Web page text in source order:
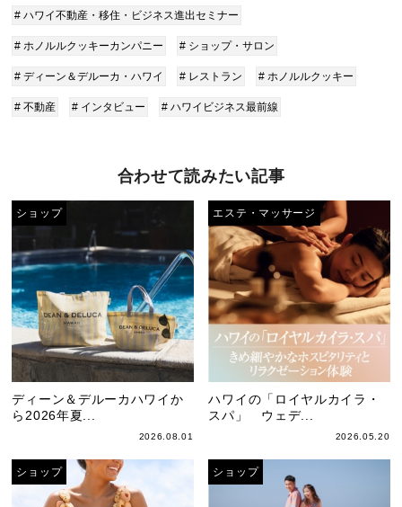
# ハワイ不動産・移住・ビジネス進出セミナー
# ホノルルクッキーカンパニー # ショップ・サロン
# ディーン＆デルーカ・ハワイ # レストラン # ホノルルクッキー
# 不動産 # インタビュー # ハワイビジネス最前線
合わせて読みたい記事
ショップ
ディーン＆デルーカハワイか
ら2026年夏...
2026.08.01
エステ・マッサージ
ハワイの「ロイヤルカイラ・
スパ」 ウェデ...
2026.05.20
ショップ ショップ